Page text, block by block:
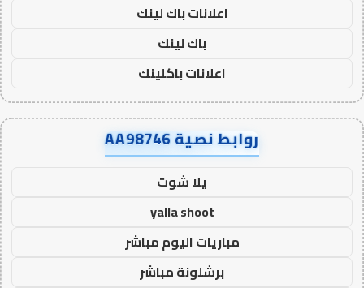
اعلانات باك لينك
باك لينك
اعلانات باكلينك
روابط نصية AA98746
يلا شوت
yalla shoot
مباريات اليوم مباشر
برشلونة مباشر